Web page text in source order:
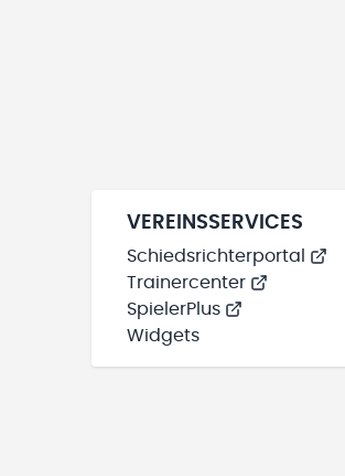
VEREINSSERVICES
Schiedsrichterportal
Trainercenter
SpielerPlus
Widgets